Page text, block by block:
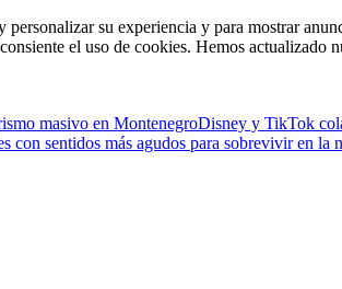
su experiencia y para mostrar
el uso de cookies. Hemos
masivo en MontenegroDisney y TikTok
con sentidos más agudos para sobrevivir en la